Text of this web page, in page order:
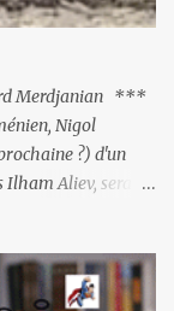
Merdjanian ***
Nigol
?) d'un
Aliev, serait
ne sont
avec le